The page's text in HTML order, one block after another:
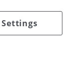
Settings